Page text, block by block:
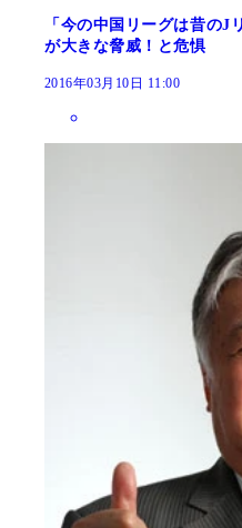
「今の中国リーグは昔のJ
が大きな脅威！と危惧
2016年03月10日 11:00